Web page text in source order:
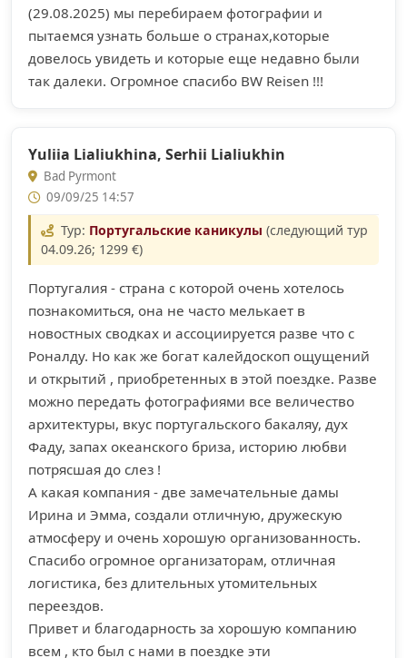
(29.08.2025) мы перебираем фотографии и
пытаемся узнать больше о странах,которые
довелось увидеть и которые еще недавно были
так далеки. Огромное спасибо BW Reisen !!!
Yuliia Lialiukhina, Serhii Lialiukhin
Bad Pyrmont
09/09/25 14:57
Тур: Португальские каникулы (следующий тур
04.09.26; 1299 €)
Португалия - страна с которой очень хотелось
познакомиться, она не часто мелькает в
новостных сводках и ассоциируется разве что с
Роналду. Но как же богат калейдоскоп ощущений
и открытий , приобретенных в этой поездке. Разве
можно передать фотографиями все величество
архитектуры, вкус португальского бакаляу, дух
Фаду, запах океанского бриза, историю любви
потрясшая до слез !
А какая компания - две замечательные дамы
Ирина и Эмма, создали отличную, дружескую
атмосферу и очень хорошую организованность.
Спасибо огромное организаторам, отличная
логистика, без длительных утомительных
переездов.
Привет и благодарность за хорошую компанию
всем , кто был с нами в поездке эти